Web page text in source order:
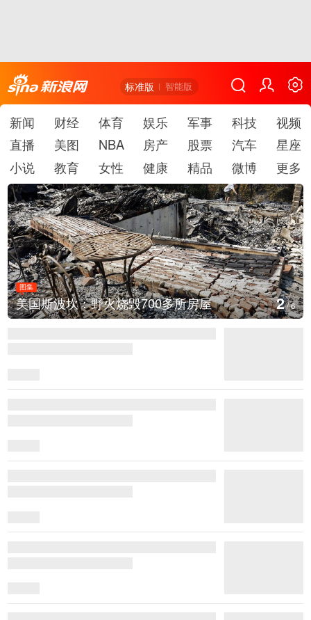
标准版 智能版
新闻 财经 体育 娱乐 军事 科技
视频
直播
美图 NBA 房产 股票 汽车
星座
小说
教育 女性 健康 精品 微博 更多
图集
美国斯波坎：野火烧毁700多所房屋 2/6